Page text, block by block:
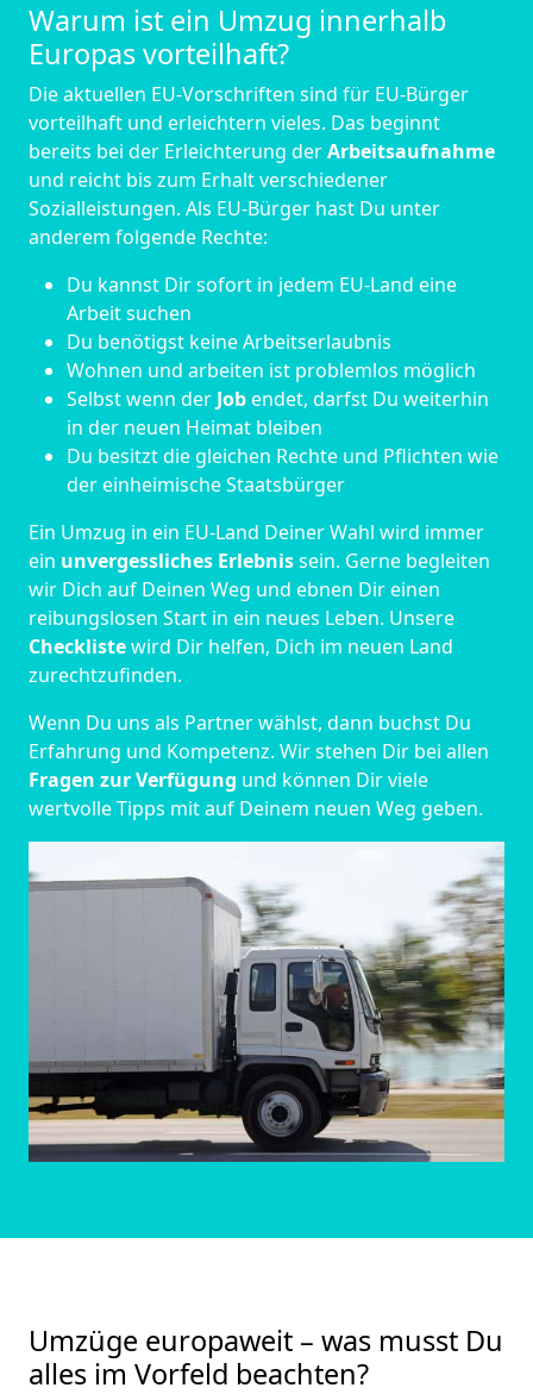
Warum ist ein Umzug innerhalb
Europas vorteilhaft?
Die aktuellen EU-Vorschriften sind für EU-Bürger
vorteilhaft und erleichtern vieles. Das beginnt
bereits bei der Erleichterung derArbeitsaufnahme
und reicht bis zum Erhalt verschiedener
Sozialleistungen. Als EU-Bürger hast Du unter
anderem folgende Rechte:
Du kannst Dir sofort in jedem EU-Land eine
Arbeit suchen
Du benötigst keine Arbeitserlaubnis
Wohnen und arbeiten ist problemlos möglich
Selbst wenn der Jobendet, darfst Du weiterhin
in der neuen Heimat bleiben
Du besitzt die gleichen Rechte und Pflichten wie
der einheimische Staatsbürger
Ein Umzug in ein EU-Land Deiner Wahl wird immer
ein unvergessliches Erlebnissein. Gerne begleiten
wir Dich auf Deinen Weg und ebnen Dir einen
reibungslosen Start in ein neues Leben. Unsere
Checklistewird Dir helfen, Dich im neuen Land
zurechtzufinden.
Wenn Du uns als Partner wählst, dann buchst Du
Erfahrung und Kompetenz. Wir stehen Dir bei allen
Fragen zur Verfügung und können Dir viele
wertvolle Tipps mit auf Deinem neuen Weg geben.
Umzüge europaweit – was musst Du
alles im Vorfeld beachten?